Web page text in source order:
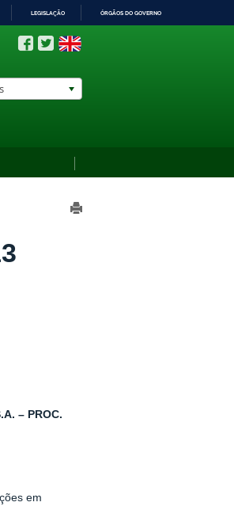
LEGISLAÇÃO ÓRGÃOS DO GOVERNO
– PROC.
em